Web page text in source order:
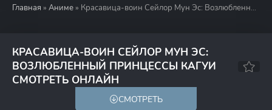
Главная » Аниме » Красавица-воин Сейлор Мун Эс: Возлюбленный принцессы Кагуи (1994)
КРАСАВИЦА-ВОИН СЕЙЛОР МУН ЭС:
ВОЗЛЮБЛЕННЫЙ ПРИНЦЕССЫ КАГУИ
СМОТРЕТЬ ОНЛАЙН
7.6
СМОТРЕТЬ